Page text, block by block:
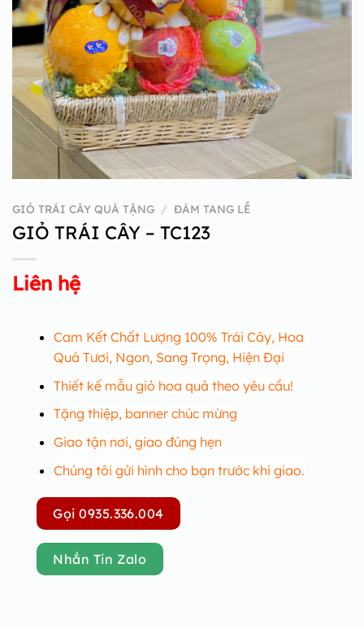
GIỎ TRÁI CÂY QUÀ TẶNG / ĐÁM TANG LỄ
GIỎ TRÁI CÂY – TC123
Liên hệ
Cam Kết Chất Lượng 100% Trái Cây, Hoa
Quả Tươi, Ngon, Sang Trọng, Hiện Đại
Thiết kế mẫu giỏ hoa quả theo yêu cầu!
Tặng thiệp, banner chúc mừng
Giao tận nơi, giao đúng hẹn
Chúng tôi gửi hình cho bạn trước khi giao.
Gọi 0935.336.004
Nhắn Tin Zalo